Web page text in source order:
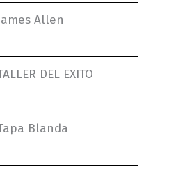
Allen
DEL EXITO
Blanda